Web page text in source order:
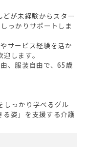
が未経験からスター
っかりサポートしま
サービス経験を活か
します。
、服装自由で、65歳
しっかり学べるグル
る姿」を支援する介護